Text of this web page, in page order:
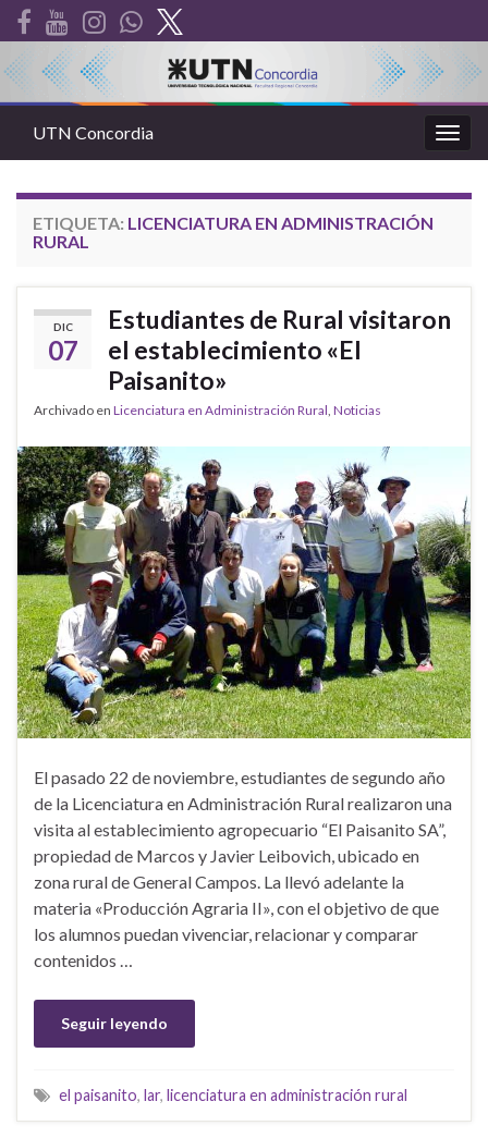
la
UTN Concordia
ETIQUETA: LICENCIATURA EN ADMINISTRACIÓN
RURAL
DIC
07
Estudiantes de Rural visitaron
el establecimiento «El
Paisanito»
Archivado en Licenciatura en Administración Rural Noticias
El pasado 22 de noviembre, estudiantes de segundo año
de la Licenciatura en Administración Rural realizaron una
visita al establecimiento agropecuario “El Paisanito SA”,
propiedad de Marcos y Javier Leibovich, ubicado en
zona rural de General Campos. La llevó adelante la
materia «Producción Agraria II», con el objetivo de que
los alumnos puedan vivenciar, relacionar y comparar
contenidos …
Seguir leyendo
el paisanito, lar, licenciatura en administración rural